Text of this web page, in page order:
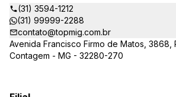
escolha do imóvel que se adapte ao seu negócio.
IMÓVEIS é uma Imobiliária diferenciada no
apresenta as seguintes vantagens:
Personalizado: Acompanhamos com
clientes em visitas, garantindo que o
(31) 3594-1212
(31) 99999-2288
contato@topmig.com.br
Avenida Francisco Firmo de Matos, 3868,
Contagem - MG - 32280-270